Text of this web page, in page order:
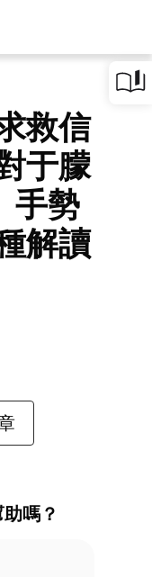
救信
于朦
手勢
解讀
嗎？